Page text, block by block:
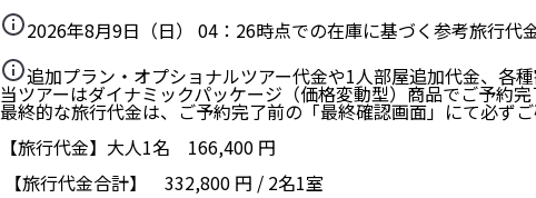
2026年8月9日（日） 04：26時点での在庫に基づく参考旅行代金
追加プラン・オプショナルツアー代金や1人部屋追加代金、各
当ツアーはダイナミックパッケージ（価格変動型）商品でご予約
最終的な旅行代金は、ご予約完了前の「最終確認画面」にて必ず
【旅行代金】大人1名 166,400 円
【旅行代金合計】 332,800 円 / 2名1室